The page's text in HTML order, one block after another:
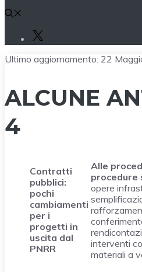
Ultimo aggiornamento: 22
ALCUNE
4
Contratti
pubblici:
pochi
cambiamenti
per i
progetti in
uscita dal
PNRR
Alle
procedure
opere
interventi
materiali a